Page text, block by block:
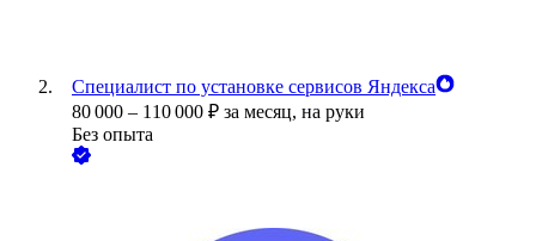
Специалист по установке сервисов Яндекса
80 000 – 110 000 ₽ за месяц, на руки
Без опыта